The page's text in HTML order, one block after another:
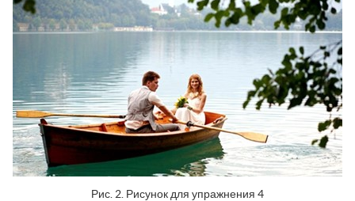
Рис. 2. Рисунок для упражнения 4